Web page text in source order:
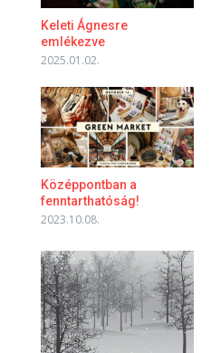
Keleti Ágnesre
emlékezve
2025.01.02.
Középpontban a
fenntarthatóság!
2023.10.08.